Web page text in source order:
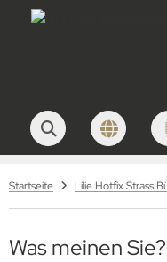
Startseite
Was meinen Sie?